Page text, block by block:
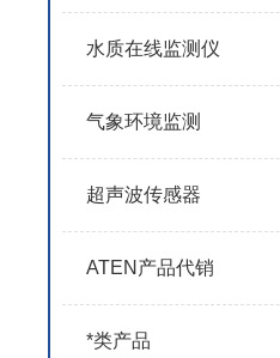
水质在线监测仪
气象环境监测
超声波传感器
ATEN产品代销
*类产品